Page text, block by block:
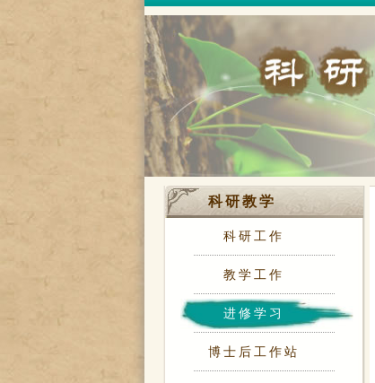
科研教学
科研工作
教学工作
进修学习
博士后工作站